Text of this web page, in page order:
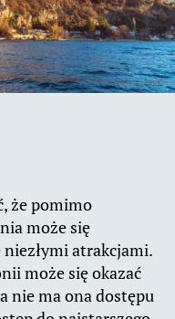
że pomimo
może się
atrakcjami.
może się okazać
nie ma ona dostępu